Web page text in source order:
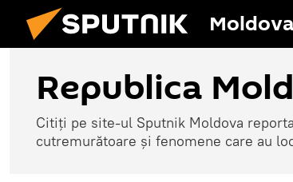
Republica
Citiți pe site-ul Sputnik Moldova
cutremurătoare și fenomene care au